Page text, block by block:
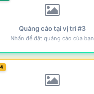
Quảng cáo tại vị trí #3
Nhấn để đặt quảng cáo của bạn